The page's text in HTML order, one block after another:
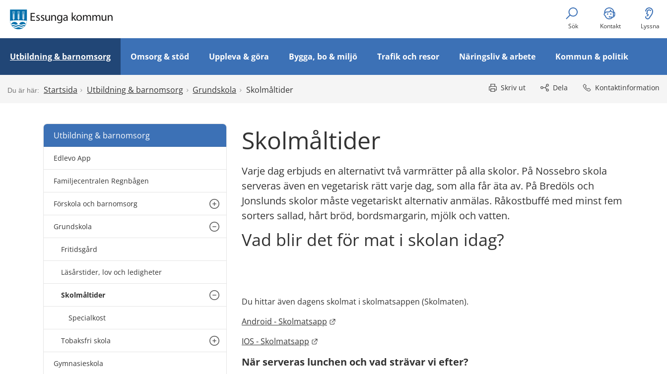
Sök Kontakt Lyssna
Utbildning & barnomsorg Omsorg & stöd Uppleva & göra Bygga, bo & miljö Trafik och resor Näringsliv & arbete Kommun & politik
Startsida Utbildning & barnomsorg Grundskola Skolmåltider Skriv ut Dela Kontaktinformation
Utbildning & barnomsorg
Edlevo App
Familjecentralen Regnbågen
Förskola och barnomsorg Undermeny: Förskola och barnomsorg
Grundskola Undermeny: Grundskola
Fritidsgård
Läsårstider, lov och ledigheter
Skolmåltider Undermeny: Skolmåltider
Specialkost
Tobaksfri skola Undermeny: Tobaksfri skola
Gymnasieskola
Skolmåltider
Varje dag erbjuds en alternativt två varmrätter på alla skolor. På Nossebro skola
serveras även en vegetarisk rätt varje dag, som alla får äta av. På Bredöls och
Jonslunds skolor måste vegetariskt alternativ anmälas. Råkostbuffé med minst fem
sorters sallad, hårt bröd, bordsmargarin, mjölk och vatten.
Vad blir det för mat i skolan idag?
Du hittar även dagens skolmat i skolmatsappen (Skolmaten).
Android - Skolmatsapp
IOS - Skolmatsapp
När serveras lunchen och vad strävar vi efter?